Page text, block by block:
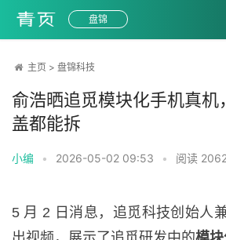
盘锦
主页 > 盘锦科技
俞浩晒追觅模块化手机真机
盖都能拆
小编 • 2026-05-02 09:53 • 阅读
5 月 2 日消息，追觅科技创始人